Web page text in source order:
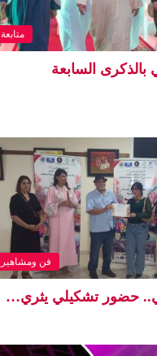
متابعة
بالذكرى السابعة
فن ومشاهير
حضور تشكيلي يثري…